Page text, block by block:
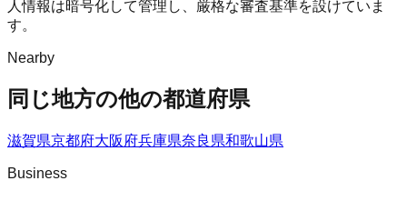
人情報は暗号化して管理し、厳格な審査基準を設けていま
す。
Nearby
同じ地方の他の都道府県
滋賀県京都府大阪府兵庫県奈良県和歌山県
Business